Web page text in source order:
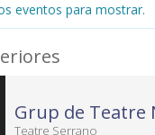
eventos para mostrar.
Teatre Serrano